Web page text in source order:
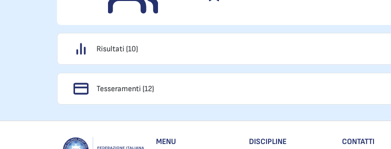
Risultati (10)
Tesseramenti (12)
MENU DISCIPLINE CONTATTI